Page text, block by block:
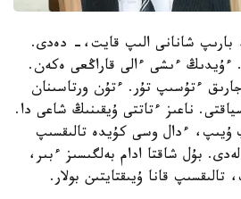
بارىپ شانانى الىپ قايت،- دەدى.
ءۇيدىڭ ءىشى ءالى قاراڭعى ەكەن.
جارىق ءتۇسىپ تۇر. ءتۇن ورتاسىنان
ناعىز ءتاتتى ۇيقىنىڭ شاعى دا.
ۇيىپ، ءدال وسى كۇيدە تالىقسىپ
بۇل شاقتا ادام بەلگىسىز ءبىر،
قانا ۇيىقتايتىن بولار.